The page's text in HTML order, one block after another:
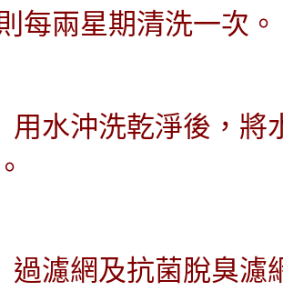
每兩星期清洗一次。
用水沖洗乾淨後，將
過濾網及抗菌脫臭濾